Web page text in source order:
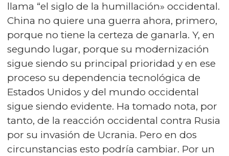
llama “el siglo de la humillación» occidental.
China no quiere una guerra ahora, primero,
porque no tiene la certeza de ganarla. Y, en
segundo lugar, porque su modernización
sigue siendo su principal prioridad y en ese
proceso su dependencia tecnológica de
Estados Unidos y del mundo occidental
sigue siendo evidente. Ha tomado nota, por
tanto, de la reacción occidental contra Rusia
por su invasión de Ucrania. Pero en dos
circunstancias esto podría cambiar. Por un